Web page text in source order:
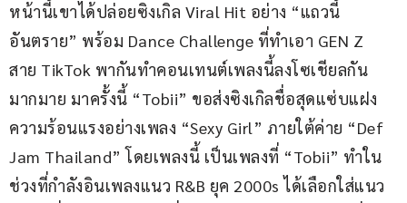
หน้านี้เขาได้ปล่อยซิงเกิล Viral Hit อย่าง “แถวนี้
อันตราย” พร้อม Dance Challenge ที่ทำเอา GEN Z
สาย TikTok พากันทำคอนเทนต์เพลงนี้ลงโซเชียลกัน
มากมาย มาครั้งนี้ “Tobii” ขอส่งซิงเกิลชื่อสุดแซ่บแฝง
ความร้อนแรงอย่างเพลง “Sexy Girl” ภายใต้ค่าย “Def
Jam Thailand” โดยเพลงนี้ เป็นเพลงที่ “Tobii” ทำใน
ช่วงที่กำลังอินเพลงแนว R&B ยุค 2000s ได้เลือกใส่แนว